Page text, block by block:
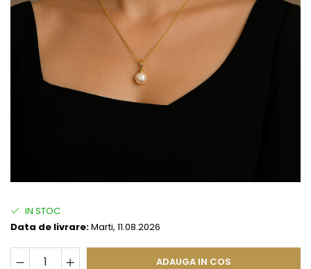
IN STOC
Data de livrare:Marti, 11.08.2026
ADAUGA IN COS